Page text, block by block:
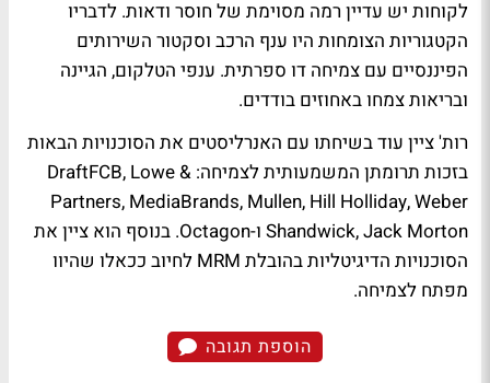
לקוחות יש עדיין רמה מסוימת של חוסר ודאות. לדבריו
הקטגוריות הצומחות היו ענף הרכב וסקטור השירותים
הפיננסיים עם צמיחה דו ספרתית. ענפי הטלקום, הגיינה
ובריאות צמחו באחוזים בודדים.
רות' ציין עוד בשיחתו עם האנרליסטים את הסוכנויות הבאות
בזכות תרומתן המשמעותית לצמיחה: DraftFCB, Lowe &
Partners, MediaBrands, Mullen, Hill Holliday, Weber
Shandwick, Jack Morton ו-Octagon. בנוסף הוא ציין את
הסוכנויות הדיגיטליות בהובלת MRM לחיוב ככאלו שהיוו
מפתח לצמיחה.
הוספת תגובה